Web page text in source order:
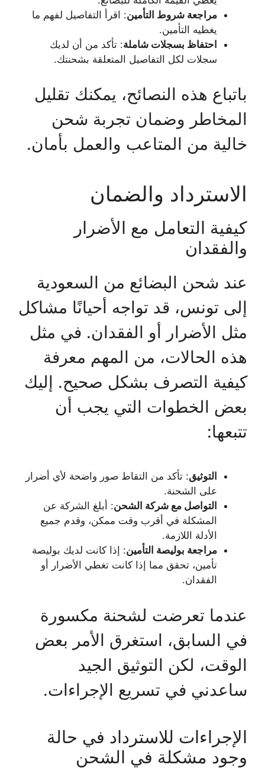
مراجعة شروط التأمين: اقرأ التفاصيل لفهم ما
يغطيه التأمين.
احتفاظ بسجلات شاملة: تأكد من أن لديك
سجلات لكل التفاصيل المتعلقة بشحنتك.
باتباع هذه النصائح، يمكنك تقليل
المخاطر وضمان تجربة شحن
خالية من المتاعب والعمل بأمان.
الاسترداد والضمان
كيفية التعامل مع الأضرار
والفقدان
عند شحن البضائع من السعودية
إلى تونس، قد تواجه أحيانًا مشاكل
مثل الأضرار أو الفقدان. في مثل
هذه الحالات، من المهم معرفة
كيفية التصرف بشكل صحيح. إليك
بعض الخطوات التي يجب أن
تتبعها:
التوثيق: تأكد من التقاط صور واضحة لأي أضرار
على الشحنة.
التواصل مع شركة الشحن: أبلغ الشركة عن
المشكلة في أقرب وقت ممكن، وقدم جميع
الأدلة اللازمة.
مراجعة بوليصة التأمين: إذا كانت لديك بوليصة
تأمين، تحقق مما إذا كانت تغطي الأضرار أو
الفقدان.
عندما تعرضت لشحنة مكسورة
في السابق، استغرق الأمر بعض
الوقت، لكن التوثيق الجيد
ساعدني في تسريع الإجراءات.
الإجراءات للاسترداد في حالة
وجود مشكلة في الشحن